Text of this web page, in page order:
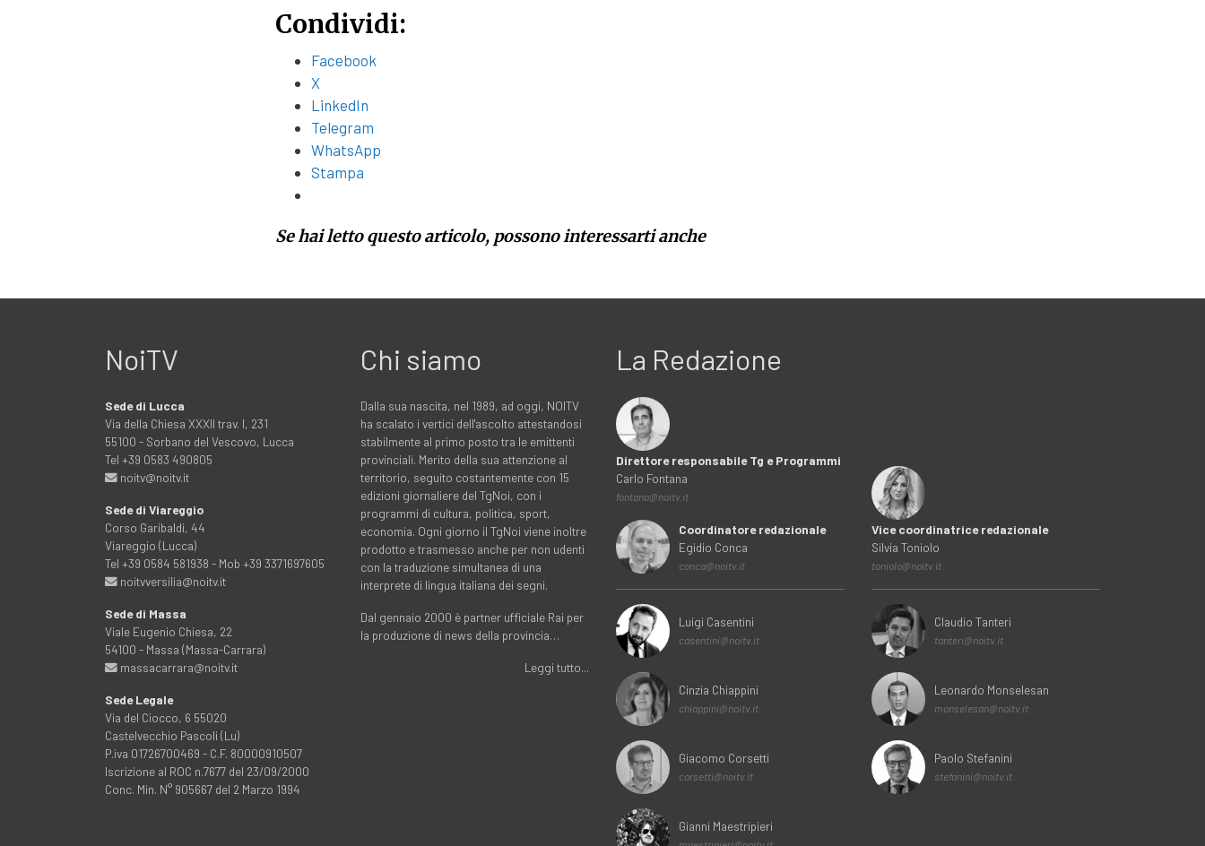
Condividi:
Facebook
X
LinkedIn
Telegram
WhatsApp
Stampa
Se hai letto questo articolo, possono interessarti anche
NoiTV
Sede di Lucca
Via della Chiesa XXXII trav. I, 231
55100 - Sorbano del Vescovo, Lucca
Tel +39 0583 490805
noitv@noitv.it
Sede di Viareggio
Corso Garibaldi, 44
Viareggio (Lucca)
Tel +39 0584 581938 - Mob +39 3371697605
noitvversilia@noitv.it
Sede di Massa
Viale Eugenio Chiesa, 22
54100 - Massa (Massa-Carrara)
massacarrara@noitv.it
Sede Legale
Via del Ciocco, 6 55020
Castelvecchio Pascoli (Lu)
P.iva 01726700469 - C.F. 80000910507
Iscrizione al ROC n.7677 del 23/09/2000
Conc. Min. N° 905667 del 2 Marzo 1994
Chi siamo
Dalla sua nascita, nel 1989, ad oggi, NOITV
ha scalato i vertici dell'ascolto attestandosi
stabilmente al primo posto tra le emittenti
provinciali. Merito della sua attenzione al
territorio, seguito costantemente con 15
edizioni giornaliere del TgNoi, con i
programmi di cultura, politica, sport,
economia. Ogni giorno il TgNoi viene inoltre
prodotto e trasmesso anche per non udenti
con la traduzione simultanea di una
interprete di lingua italiana dei segni.
Dal gennaio 2000 è partner ufficiale Rai per
la produzione di news della provincia…
Leggi tutto...
La Redazione
Direttore responsabile Tg e Programmi
Carlo Fontana
fontana@noitv.it
Coordinatore redazionale
Egidio Conca
conca@noitv.it
Luigi Casentini
casentini@noitv.it
Cinzia Chiappini
chiappini@noitv.it
Giacomo Corsetti
corsetti@noitv.it
Gianni Maestripieri
Vice coordinatrice redazionale
Silvia Toniolo
toniolo@noitv.it
Claudio Tanteri
tanteri@noitv.it
Leonardo Monselesan
monselesan@noitv.it
Paolo Stefanini
stefanini@noitv.it